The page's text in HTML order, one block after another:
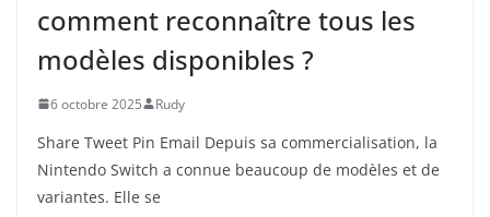
comment reconnaître tous les
modèles disponibles ?
6 octobre 2025 Rudy
Share Tweet Pin Email Depuis sa commercialisation, la
Nintendo Switch a connue beaucoup de modèles et de
variantes. Elle se